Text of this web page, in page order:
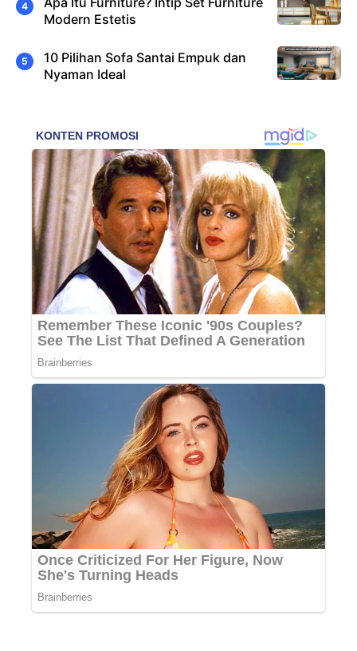
Modern Estetis
10 Pilihan Sofa Santai Empuk dan
Nyaman Ideal